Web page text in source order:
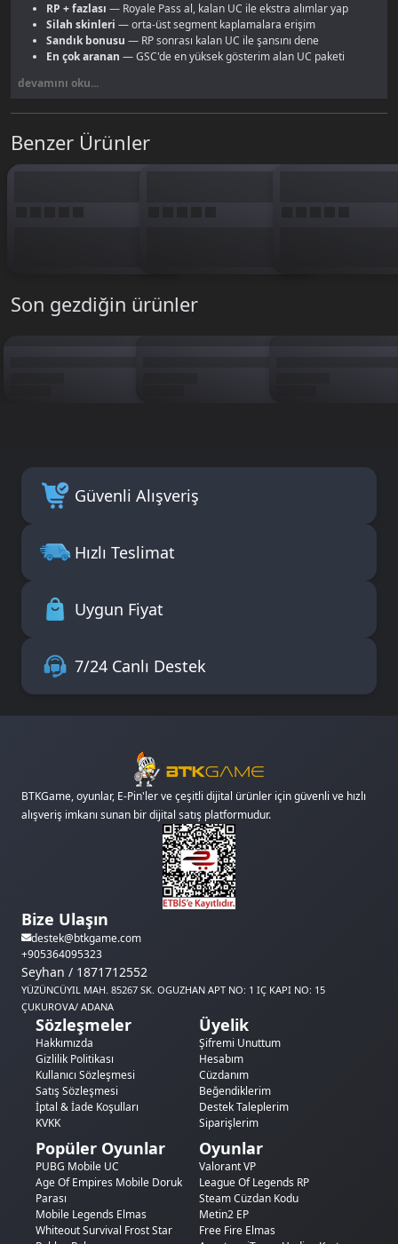
RP + fazlası — Royale Pass al, kalan UC ile ekstra alımlar yap
Silah skinleri — orta-üst segment kaplamalara erişim
Sandık bonusu — RP sonrası kalan UC ile şansını dene
En çok aranan — GSC'de en yüksek gösterim alan UC paketi
Tüm UC ve RP seçenekleri için
devamını oku...
Benzer Ürünler
Son gezdiğin ürünler
Güvenli Alışveriş
Hızlı Teslimat
Uygun Fiyat
7/24 Canlı Destek
BTKGame, oyunlar, E-Pin'ler ve çeşitli dijital ürünler için güvenli ve hızlı
alışveriş imkanı sunan bir dijital satış platformudur.
Bize Ulaşın
destek@btkgame.com
+905364095323
Seyhan / 1871712552
YÜZÜNCÜYIL MAH. 85267 SK. OGUZHAN APT NO: 1 IÇ KAPI NO: 15
ÇUKUROVA/ ADANA
Sözleşmeler
Hakkımızda
Gizlilik Politikası
Kullanıcı Sözleşmesi
Satış Sözleşmesi
İptal & İade Koşulları
KVKK
Üyelik
Şifremi Unuttum
Hesabım
Cüzdanım
Beğendiklerim
Destek Taleplerim
Siparişlerim
Popüler Oyunlar
PUBG Mobile UC
Age Of Empires Mobile Doruk
Parası
Mobile Legends Elmas
Whiteout Survival Frost Star
Oyunlar
Valorant VP
League Of Legends RP
Steam Cüzdan Kodu
Metin2 EP
Free Fire Elmas